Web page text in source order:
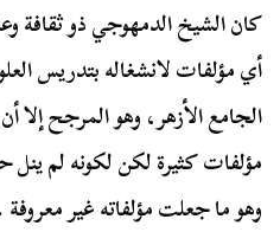
كان الشيخ الدمهوجي ذو ثقافة
أي مؤلفات لانشغاله بتدريس
الجامع الأزهر، وهو المرجح إلا
مؤلفات كثيرة لكن لكونه لم
وهو ما جعلت مؤلفاته غير معروفة .